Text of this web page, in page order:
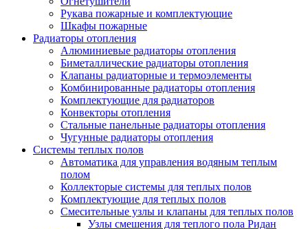
Рукава пожарные и комплектующие
Шкафы пожарные
Радиаторы отопления
Алюминиевые радиаторы отопления
Биметаллические радиаторы отопления
Клапаны радиаторные и термоэлементы
Комбинированные радиаторы отопления
Комплектующие для радиаторов
Конвекторы отопления
Стальные панельные радиаторы отопления
Чугунные радиаторы отопления
Системы теплых полов
Автоматика для управления водяным теплым
полом
Коллекторые системы для теплых полов
Комплектующие для теплых полов
Смесительные узлы и клапаны для теплых полов
Узлы смешения для теплого пола Ридан